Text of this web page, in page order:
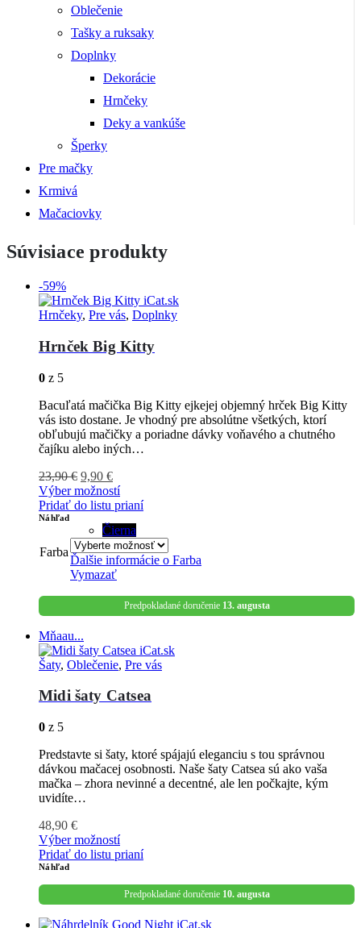
Oblečenie
Tašky a ruksaky
Doplnky
Dekorácie
Hrnčeky
Deky a vankúše
Šperky
Pre mačky
Krmivá
Mačaciovky
Súvisiace produkty
-59%
Hrnčeky, Pre vás, Doplnky
Hrnček Big Kitty
0 z 5
Bacuľatá mačička Big Kitty ejkejej objemný hrček Big Kitty
vás isto dostane. Je vhodný pre absolútne všetkých, ktorí
obľubujú mačičky a poriadne dávky voňavého a chutného
čajíku alebo iných…
23,90€ 9,90 €
Výber možností
Pridať do listu prianí
Náhľad
Farba
Čierna
Ďalšie informácie o Farba
Vymazať
Predpokladané doručenie 13. augusta
Mňaau...
Šaty, Oblečenie, Pre vás
Midi šaty Catsea
0 z 5
Predstavte si šaty, ktoré spájajú eleganciu s tou správnou
dávkou mačacej osobnosti. Naše šaty Catsea sú ako vaša
mačka – zhora nevinné a decentné, ale len počkajte, kým
uvidíte…
48,90 €
Výber možností
Pridať do listu prianí
Náhľad
Predpokladané doručenie 10. augusta